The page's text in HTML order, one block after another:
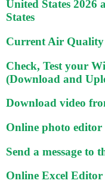
United States 2026
States
Current Air Quality
Check, Test your
(Download and
Download video
Online photo editor
Send a message to
Online Excel Editor